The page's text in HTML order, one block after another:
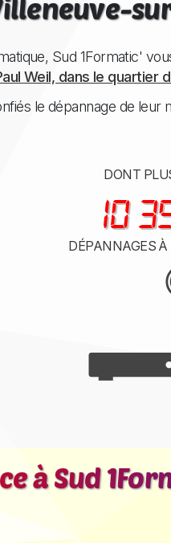
Sud 1Formatic'
Weil, dans le quartier
le dépannage de leur
DONT
12
DÉPANNAGES
àSud